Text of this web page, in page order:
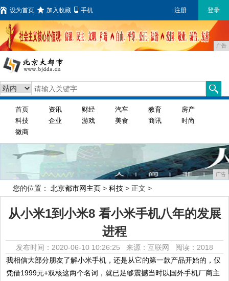
设为首页 加入收藏 手机 注册 登录
广告
首页 资讯 财经 汽车 教育
房产
科技
企业 游戏 美食 商讯
时尚
微商
广告
您的位置： 北京都市网主页 > 科技 > 正文 >
从小米1到小米8 看小米手机八年的发展
进程
发布时间：2020-06-10 10:26:25 来源：互联网 阅读：2018
我相信大部分朋友了解小米手机，还是从它的第一款产品开始的，仅
凭借1999元+双核这两个名词，就已足够震撼当时以国外手机厂商主